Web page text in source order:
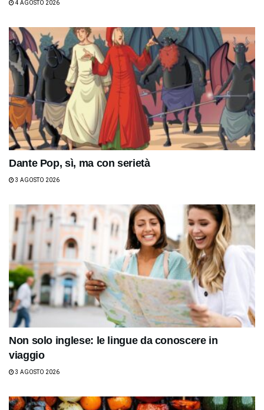
4 AGOSTO 2026
Dante Pop, sì, ma con serietà
3 AGOSTO 2026
Non solo inglese: le lingue da conoscere in
viaggio
3 AGOSTO 2026